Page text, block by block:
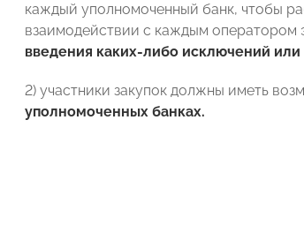
каждый уполномоченный банк, чтобы
взаимодействии с каждым оператором
введения каких-либо исключений
2) участники закупок должны иметь
уполномоченных банках.